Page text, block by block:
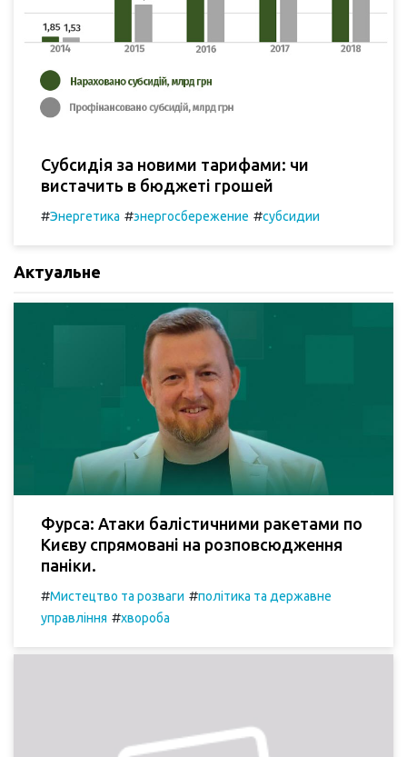
Субсидія за новими тарифами: чи
вистачить в бюджеті грошей
#Энергетика #энергосбережение #субсидии
Актуальне
Фурса: Атаки балістичними ракетами по
Києву спрямовані на розповсюдження
паніки.
#Мистецтво та розваги #політика та державне
управління #хвороба